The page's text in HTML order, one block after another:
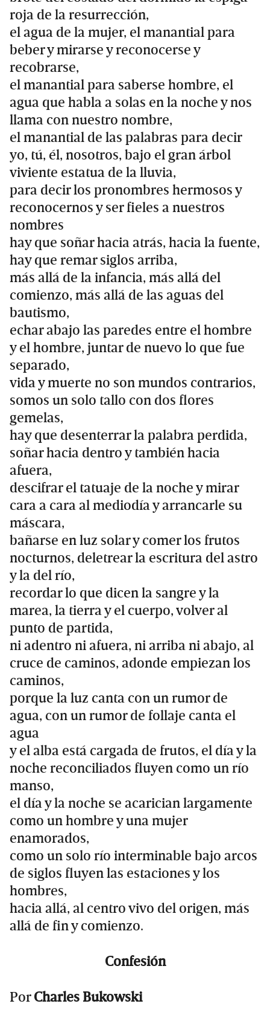
roja de la resurrección,
el agua de la mujer, el manantial para
beber y mirarse y reconocerse y
recobrarse,
el manantial para saberse hombre, el
agua que habla a solas en la noche y nos
llama con nuestro nombre,
el manantial de las palabras para decir
yo, tú, él, nosotros, bajo el gran árbol
viviente estatua de la lluvia,
para decir los pronombres hermosos y
reconocernos y ser fieles a nuestros
nombres
hay que soñar hacia atrás, hacia la fuente,
hay que remar siglos arriba,
más allá de la infancia, más allá del
comienzo, más allá de las aguas del
bautismo,
echar abajo las paredes entre el hombre
y el hombre, juntar de nuevo lo que fue
separado,
vida y muerte no son mundos contrarios,
somos un solo tallo con dos flores
gemelas,
hay que desenterrar la palabra perdida,
soñar hacia dentro y también hacia
afuera,
descifrar el tatuaje de la noche y mirar
cara a cara al mediodía y arrancarle su
máscara,
bañarse en luz solar y comer los frutos
nocturnos, deletrear la escritura del astro
y la del río,
recordar lo que dicen la sangre y la
marea, la tierra y el cuerpo, volver al
punto de partida,
ni adentro ni afuera, ni arriba ni abajo, al
cruce de caminos, adonde empiezan los
caminos,
porque la luz canta con un rumor de
agua, con un rumor de follaje canta el
agua
y el alba está cargada de frutos, el día y la
noche reconciliados fluyen como un río
manso,
el día y la noche se acarician largamente
como un hombre y una mujer
enamorados,
como un solo río interminable bajo arcos
de siglos fluyen las estaciones y los
hombres,
hacia allá, al centro vivo del origen, más
allá de fin y comienzo.
Confesión
PorCharles Bukowski